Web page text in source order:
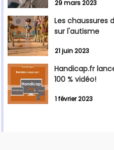
29 mars 2023
Les chaussures
sur l'autisme
21 juin 2023
Handicap.fr
100 % vidéo!
1 février 2023